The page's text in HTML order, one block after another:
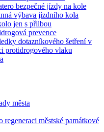
bezpečné jízdy na kole
výbava jízdního kola
jen s přilbou
prevence
dotazníkového šetření v
protidrogového vlaku
města
regeneraci městské památkové